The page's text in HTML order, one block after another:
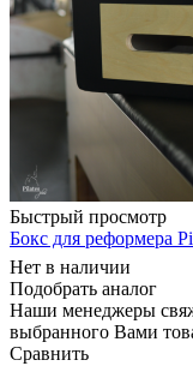
Быстрый просмотр
Бокс для реформера
Нет в наличии
Подобрать аналог
Наши менеджеры
выбранного Вами
Сравнить